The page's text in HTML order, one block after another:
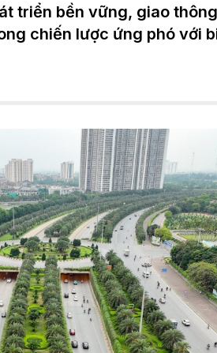
triển bền vững, giao
chiến lược ứng phó với